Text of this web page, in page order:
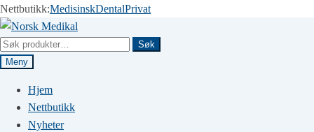
Nettbutikk:MedisinskDentalPrivat
Hopp
til
navigasjon
Hopp
til
innhold
Søk
etter:
Søk
Meny
Hjem
Nettbutikk
Nyheter